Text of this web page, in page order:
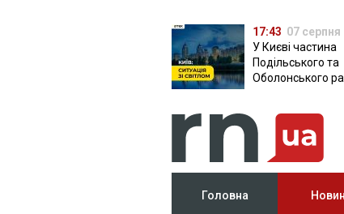
17:43 07 серпня
У Києві частина
Подільського та
Оболонського
Головна